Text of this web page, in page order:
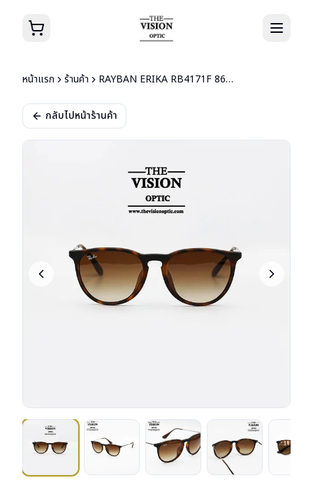
หน้าแรก ร้านค้า RAYBAN ERIKA RB4171F 865/13 54
กลับไปหน้าร้านค้า